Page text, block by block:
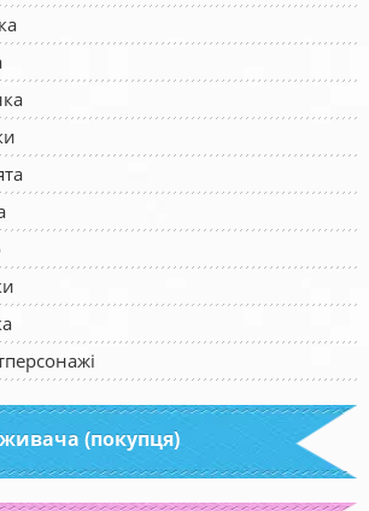
(покупця)